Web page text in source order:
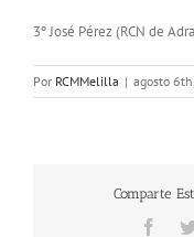
3º José Pérez (RCN de
Por RCMMelilla | agosto
Comparte